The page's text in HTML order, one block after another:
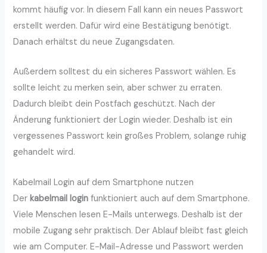
kommt häufig vor. In diesem Fall kann ein neues Passwort
erstellt werden. Dafür wird eine Bestätigung benötigt.
Danach erhältst du neue Zugangsdaten.
Außerdem solltest du ein sicheres Passwort wählen. Es
sollte leicht zu merken sein, aber schwer zu erraten.
Dadurch bleibt dein Postfach geschützt. Nach der
Änderung funktioniert der Login wieder. Deshalb ist ein
vergessenes Passwort kein großes Problem, solange ruhig
gehandelt wird.
Kabelmail Login auf dem Smartphone nutzen
Der kabelmail login funktioniert auch auf dem Smartphone.
Viele Menschen lesen E-Mails unterwegs. Deshalb ist der
mobile Zugang sehr praktisch. Der Ablauf bleibt fast gleich
wie am Computer. E-Mail-Adresse und Passwort werden